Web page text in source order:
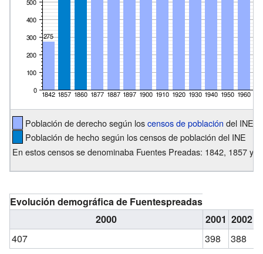
Población de derecho según loscensos de población del INE
Población de hecho según los censos de población del INE
En estos censos se denominaba Fuentes Preadas: 1842, 1857 y
Evolución demográfica de Fuentespreadas
2000
2001 2002
407
398 388